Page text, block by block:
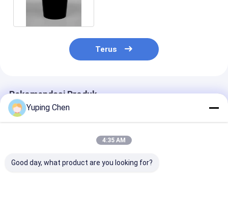
Terus
Rekomendasi Produk
Yuping Chen
4:35 AM
Good day, what product are you looking for?